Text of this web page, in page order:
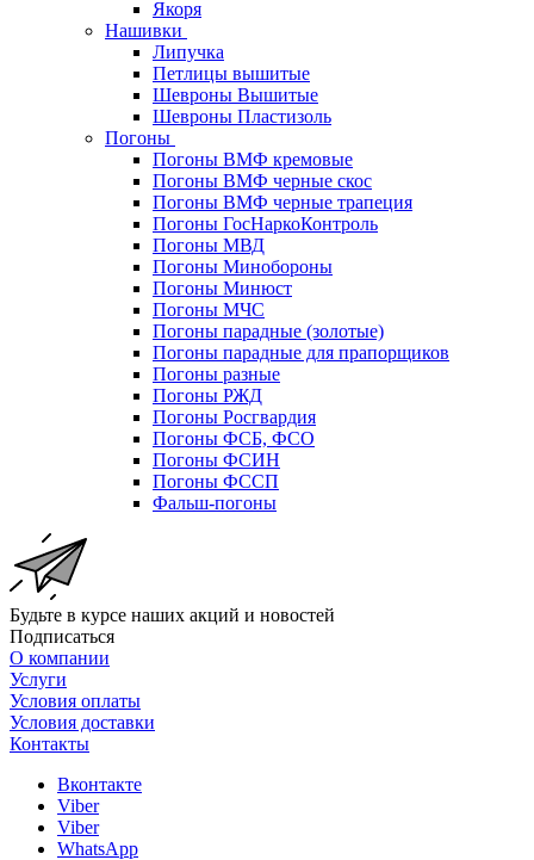
Якоря
Нашивки
Липучка
Петлицы вышитые
Шевроны Вышитые
Шевроны Пластизоль
Погоны
Погоны ВМФ кремовые
Погоны ВМФ черные скос
Погоны ВМФ черные трапеция
Погоны ГосНаркоКонтроль
Погоны МВД
Погоны Минобороны
Погоны Минюст
Погоны МЧС
Погоны парадные (золотые)
Погоны парадные для прапорщиков
Погоны разные
Погоны РЖД
Погоны Росгвардия
Погоны ФСБ, ФСО
Погоны ФСИН
Погоны ФССП
Фальш-погоны
Будьте в курсе наших акций и новостей
Подписаться
О компании
Услуги
Условия оплаты
Условия доставки
Контакты
Вконтакте
Viber
Viber
WhatsApp